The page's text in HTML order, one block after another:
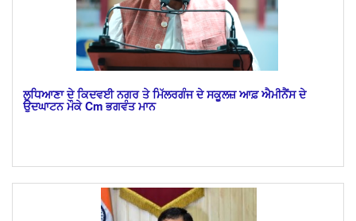
​ਲੁਧਿਆਣਾ ਦੇ ਕਿਦਵਈ ਨਗਰ ਤੇ ਮਿੱਲਰਗੰਜ ਦੇ ਸਕੂਲਜ਼ ਆਫ਼ ਐਮੀਨੈਂਸ ਦੇ
ਉਦਘਾਟਨ ਮੌਕੇ Cm ਭਗਵੰਤ ਮਾਨ